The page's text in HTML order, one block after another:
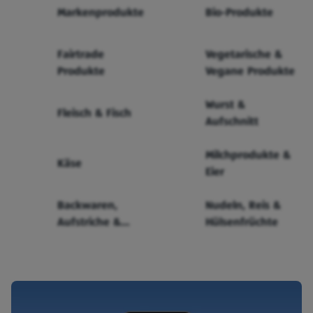
Markenprodukte Bio-Produkte
Fairtrade
Produkte
Vegetarische &
Vegane Produkte
Fleisch & Fisch
Wurst &
Aufschnitt
Käse
Milchprodukte &
Eier
Backwaren,
Aufstriche &
Nudeln, Reis &
Hülsenfrüchte